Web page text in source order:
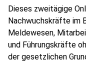
Dieses zweitägige
Nachwuchskräfte im
Meldewesen,
und Führungskräfte
der gesetzlichen